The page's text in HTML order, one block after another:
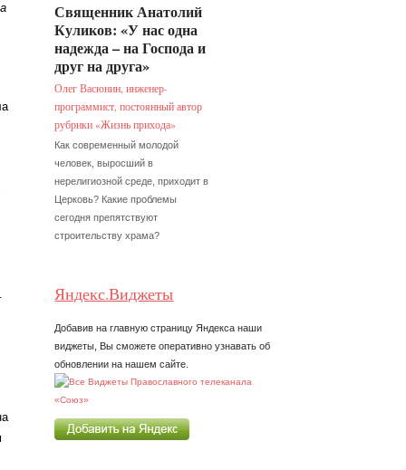
Священник Анатолий
Куликов: «У нас одна
надежда – на Господа и
друг на друга»
Олег Васюнин, инженер-
программист, постоянный автор
рубрики «Жизнь прихода»
Как современный молодой
человек, выросший в
нерелигиозной среде, приходит в
Церковь? Какие проблемы
сегодня препятствуют
строительству храма?
Яндекс.Виджеты
Добавив на главную страницу Яндекса наши
виджеты, Вы сможете оперативно узнавать об
обновлении на нашем сайте.